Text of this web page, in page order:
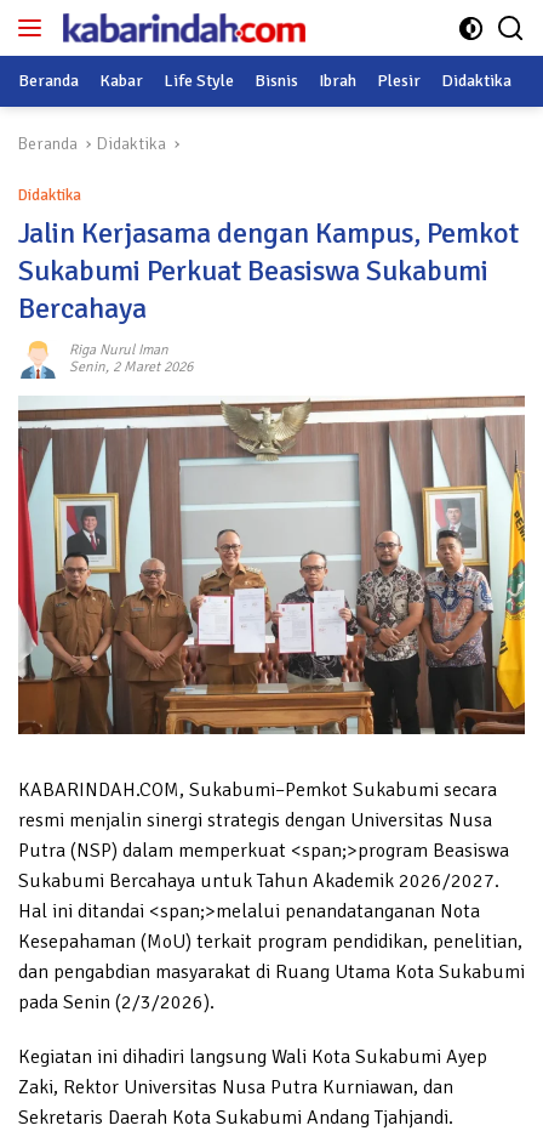
Langsung
Beranda Kabar Life Style Bisnis Ibrah Plesir Didaktika
Beranda Didaktika
Didaktika
Jalin Kerjasama dengan Kampus, Pemkot
Sukabumi Perkuat Beasiswa Sukabumi
Bercahaya
Riga Nurul Iman
Senin, 2 Maret 2026
KABARINDAH.COM, Sukabumi–Pemkot Sukabumi secara
resmi menjalin sinergi strategis dengan Universitas Nusa
Putra (NSP) dalam memperkuat <span;>program Beasiswa
Sukabumi Bercahaya untuk Tahun Akademik 2026/2027.
Hal ini ditandai <span;>melalui penandatanganan Nota
Kesepahaman (MoU) terkait program pendidikan, penelitian,
dan pengabdian masyarakat di Ruang Utama Kota Sukabumi
pada Senin (2/3/2026).
Kegiatan ini dihadiri langsung Wali Kota Sukabumi Ayep
Zaki, Rektor Universitas Nusa Putra Kurniawan, dan
Sekretaris Daerah Kota Sukabumi Andang Tjahjandi.